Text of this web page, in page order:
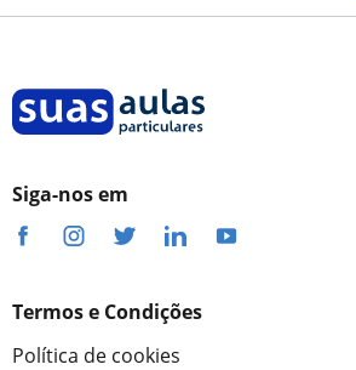
Siga-nos em
Termos e Condições
Política de cookies